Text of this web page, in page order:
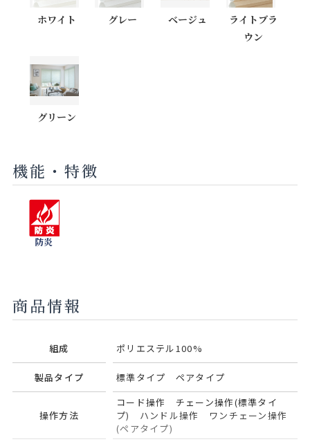
ホワイト グレー ベージュ
ライトブラ
ウン
グリーン
機能・特徴
防炎
商品情報
組成 ポリエステル100%
製品タイプ 標準タイプ ペアタイプ
操作方法
コード操作 チェーン操作(標準タイ
プ) ハンドル操作 ワンチェーン操作
(ペアタイプ)